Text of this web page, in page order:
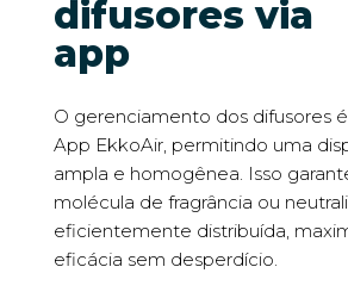
difusores via
app
O gerenciamento dos difusores
App EkkoAir, permitindo uma
ampla e homogênea. Isso
molécula de fragrância ou
eficientemente distribuída,
eficácia sem desperdício.